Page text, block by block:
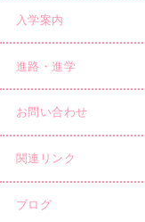
入学案内
進路・進学
お問い合わせ
関連リンク
ブログ